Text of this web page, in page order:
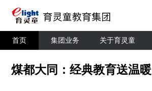
首页 集团业务 关于育灵童
煤都大同：经典教育送温暖